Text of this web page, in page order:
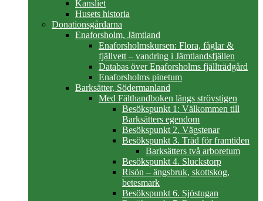
Kansliet
Husets historia
Donationsgårdarna
Enaforsholm, Jämtland
Enaforsholmskursen: Flora, fåglar &
fjällvett – vandring i Jämtlandsfjällen
Databas över Enaforsholms fjällträdgård
Enaforsholms pinetum
Barksätter, Södermanland
Med Fälthandboken längs strövstigen
Besökspunkt 1: Välkommen till
Barksätters egendom
Besökspunkt 2. Vägstenar
Besökspunkt 3. Träd för framtiden
Barksätters två arboretum
Besökspunkt 4. Sluckstorp
Risön – ängsbruk, skottskog,
betesmark
Besökspunkt 6. Sjöstugan